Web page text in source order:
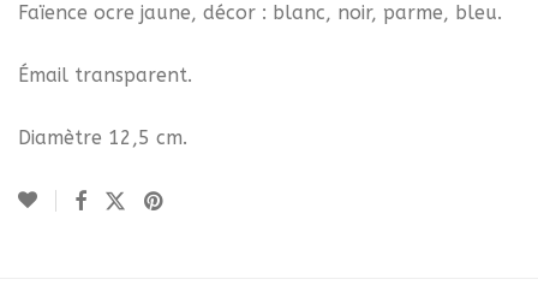
Faïence ocre jaune, décor : blanc, noir, parme, bleu.
Émail transparent.
Diamètre 12,5 cm.